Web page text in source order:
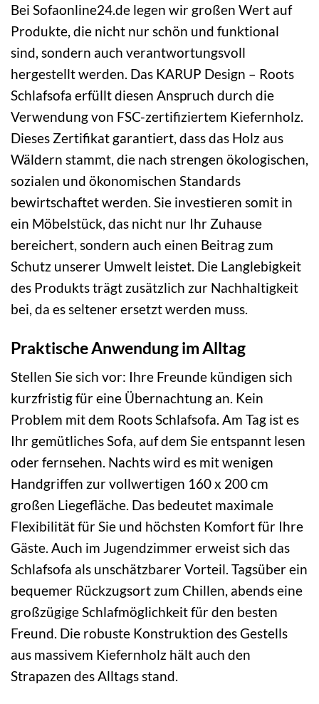
Bei Sofaonline24.de legen wir großen Wert auf
Produkte, die nicht nur schön und funktional
sind, sondern auch verantwortungsvoll
hergestellt werden. Das KARUP Design – Roots
Schlafsofa erfüllt diesen Anspruch durch die
Verwendung von FSC-zertifiziertem Kiefernholz.
Dieses Zertifikat garantiert, dass das Holz aus
Wäldern stammt, die nach strengen ökologischen,
sozialen und ökonomischen Standards
bewirtschaftet werden. Sie investieren somit in
ein Möbelstück, das nicht nur Ihr Zuhause
bereichert, sondern auch einen Beitrag zum
Schutz unserer Umwelt leistet. Die Langlebigkeit
des Produkts trägt zusätzlich zur Nachhaltigkeit
bei, da es seltener ersetzt werden muss.
Praktische Anwendung im Alltag
Stellen Sie sich vor: Ihre Freunde kündigen sich
kurzfristig für eine Übernachtung an. Kein
Problem mit dem Roots Schlafsofa. Am Tag ist es
Ihr gemütliches Sofa, auf dem Sie entspannt lesen
oder fernsehen. Nachts wird es mit wenigen
Handgriffen zur vollwertigen 160 x 200 cm
großen Liegefläche. Das bedeutet maximale
Flexibilität für Sie und höchsten Komfort für Ihre
Gäste. Auch im Jugendzimmer erweist sich das
Schlafsofa als unschätzbarer Vorteil. Tagsüber ein
bequemer Rückzugsort zum Chillen, abends eine
großzügige Schlafmöglichkeit für den besten
Freund. Die robuste Konstruktion des Gestells
aus massivem Kiefernholz hält auch den
Strapazen des Alltags stand.